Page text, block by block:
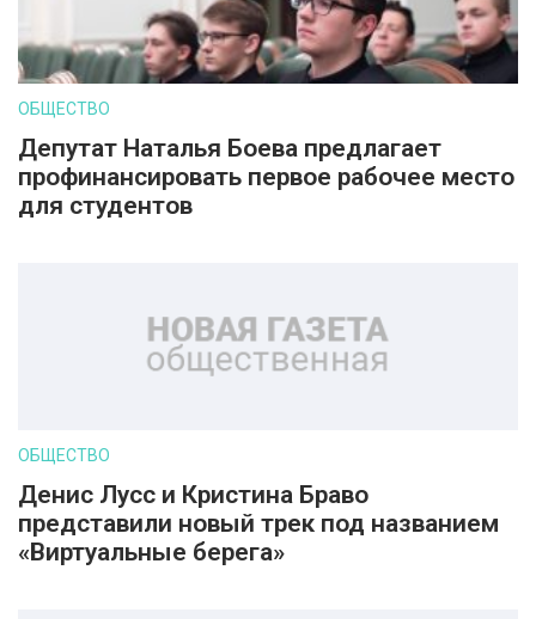
ОБЩЕСТВО
Депутат Наталья Боева предлагает
профинансировать первое рабочее место
для студентов
ОБЩЕСТВО
Денис Лусс и Кристина Браво
представили новый трек под названием
«Виртуальные берега»